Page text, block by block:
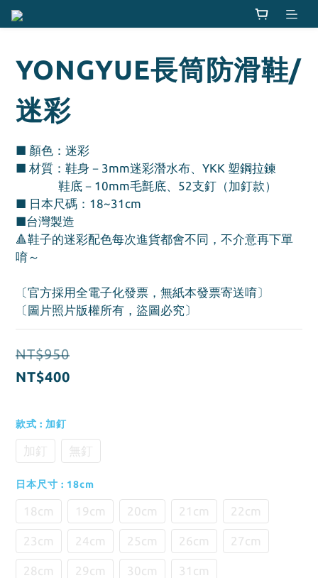
YONGYUE長筒防滑鞋/
迷彩
■ 顏色：迷彩
■ 材質：鞋身－3mm迷彩潛水布、YKK 塑鋼拉鍊
               鞋底－10mm毛氈底、52支釘（加釘款）
■ 日本尺碼：18~31cm
■台灣製造
🔺鞋子的迷彩配色每次進貨都會不同，不介意再下單
唷～
〔官方採用全電子化發票，無紙本發票寄送唷〕
〔圖片照片版權所有，盜圖必究〕
NT$950
NT$400
款式 : 加釘
加釘 無釘
日本尺寸 : 18cm
18cm 19cm 20cm 21cm 22cm
23cm 24cm 25cm 26cm 27cm
28cm 29cm 30cm 31cm